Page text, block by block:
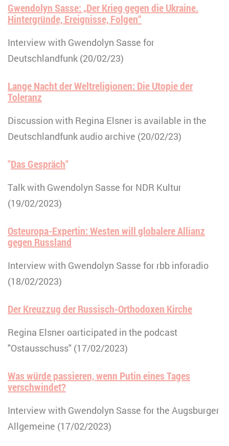
Gwendolyn Sasse: „Der Krieg gegen die Ukraine.
Hintergründe, Ereignisse, Folgen“
Interview with Gwendolyn Sasse for
Deutschlandfunk (20/02/23)
Lange Nacht der Weltreligionen: Die Utopie der
Toleranz
Discussion with Regina Elsner is available in the
Deutschlandfunk audio archive (20/02/23)
"Das Gespräch"
Talk with Gwendolyn Sasse for NDR Kultur
(19/02/2023)
Osteuropa-Expertin: Westen will globalere Allianz
gegen Russland
Interview with Gwendolyn Sasse for rbb inforadio
(18/02/2023)
Der Kreuzzug der Russisch-Orthodoxen Kirche
Regina Elsner oarticipated in the podcast
"Ostausschuss" (17/02/2023)
Was würde passieren, wenn Putin eines Tages
verschwindet?
Interview with Gwendolyn Sasse for the Augsburger
Allgemeine (17/02/2023)